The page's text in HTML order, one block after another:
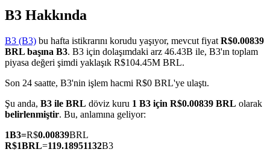
COIN-M Vadeli İşlemleri
Kripto Para Vadeli İşlemleri
Hisse senetleri, döviz, değerli metaller ve emtia türevleri
B3 Hakkında
B3 (B3) bu hafta istikrarını korudu yaşıyor, mevcut fiyat R$0.00839
BRL başına B3. B3 için dolaşımdaki arz 46.43B ile, B3'ın toplam
piyasa değeri şimdi yaklaşık R$104.45M BRL.
Son 24 saatte, B3'nin işlem hacmi R$0 BRL'ye ulaştı.
Şu anda, B3 ile BRL döviz kuru 1 B3 için R$0.00839 BRL olarak
belirlenmiştir. Bu, anlamına geliyor:
1B3=R$0.00839BRL
R$1BRL=119.18951132B3